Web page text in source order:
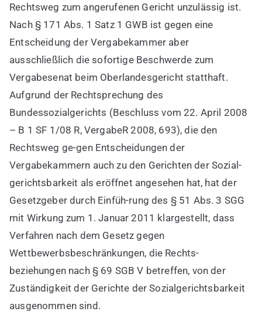
Rechtsweg zum angerufenen Gericht unzulässig ist.
Nach § 171 Abs. 1 Satz 1 GWB ist gegen eine
Entscheidung der Vergabekammer aber
ausschließlich die sofortige Beschwerde zum
Vergabesenat beim Oberlandesgericht statthaft.
Aufgrund der Rechtsprechung des
Bundessozialgerichts (Beschluss vom 22. April 2008
– B 1 SF 1/08 R, VergabeR 2008, 693), die den
Rechtsweg ge-gen Entscheidungen der
Vergabekammern auch zu den Gerichten der Sozial-
gerichtsbarkeit als eröffnet angesehen hat, hat der
Gesetzgeber durch Einfüh-rung des § 51 Abs. 3 SGG
mit Wirkung zum 1. Januar 2011 klargestellt, dass
Verfahren nach dem Gesetz gegen
Wettbewerbsbeschränkungen, die Rechts-
beziehungen nach § 69 SGB V betreffen, von der
Zuständigkeit der Gerichte der Sozialgerichtsbarkeit
ausgenommen sind.